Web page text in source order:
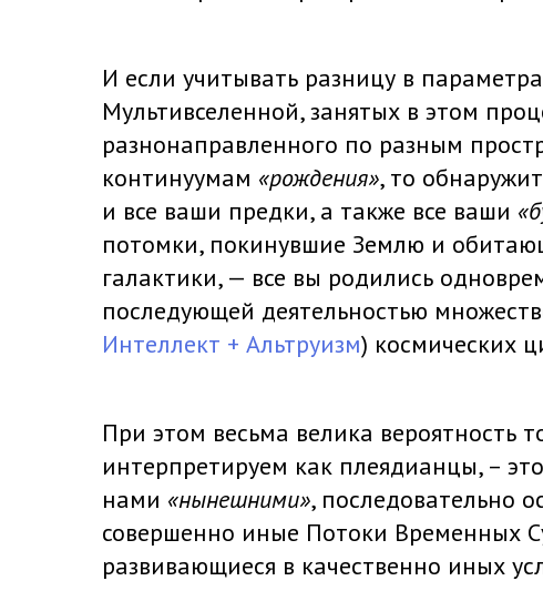
И если учитывать разницу в
Мультивселенной, занятых в этом
разнонаправленного по разным
континуумам «рождения», то
и все ваши предки, а также все ваши
потомки, покинувшие Землю и
галактики, — все вы родились
последующей деятельностью
Интеллект + Альтруизм) космических
При этом весьма велика вероятность
интерпретируем как плеядианцы, –
нами «нынешними», последовательно
совершенно иные Потоки Временных
развивающиеся в качественно иных